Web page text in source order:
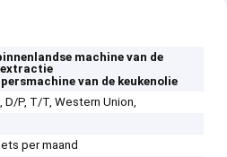
machine van de
persmachine van de keukenolie
D/P, T/T, Western Union,
per maand